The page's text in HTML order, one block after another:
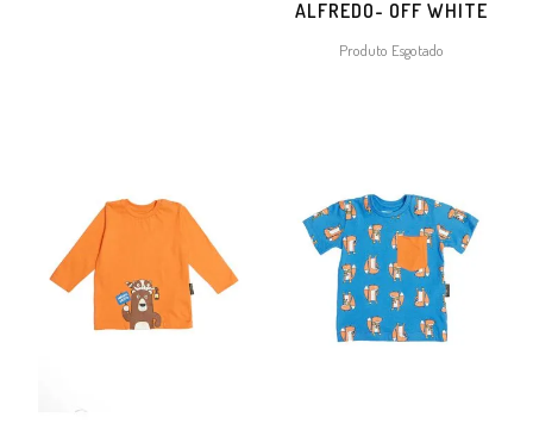
ALFREDO- OFF WHITE
Produto Esgotado